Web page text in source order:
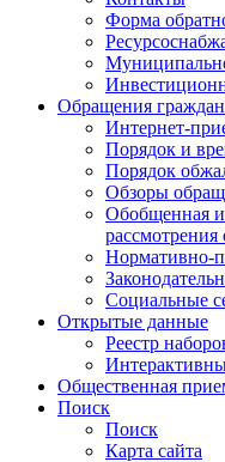
Форма
Обращения граждан
Интернет-
Порядок и
Порядок
Обзоры
Обобщенная
Нормативно-
Социальные
Открытые данные
Реестр
Общественная
Поиск
Поиск
Карта сайта